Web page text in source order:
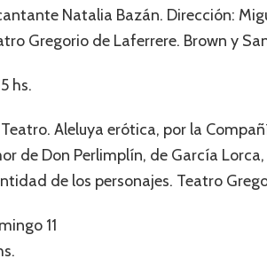
Natalia Bazán. Dirección:
Gregorio de Laferrere. Brown y
hs.
Teatro. Aleluya erótica, por la
de Don Perlimplín, de García
de los personajes. Teatro
11